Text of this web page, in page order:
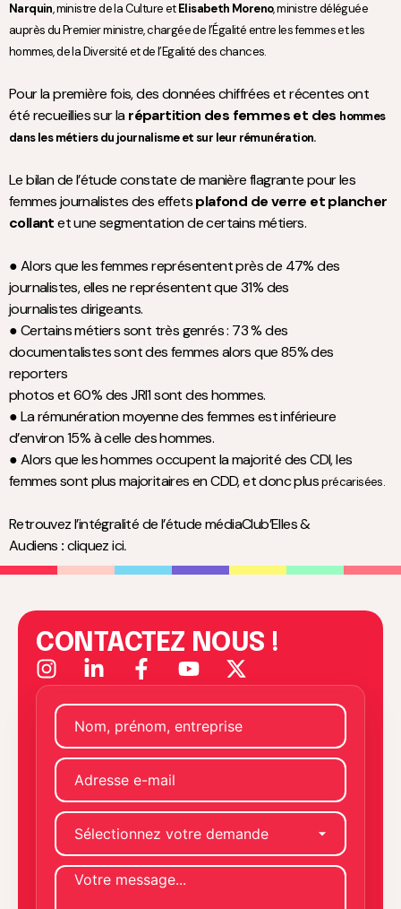
Narquin, ministre de la Culture etElisabeth Moreno, ministredéléguée
auprès du Premier ministre, chargée de l’Égalité entre les femmes et les
hommes, de la Diversité et del’Egalité des chances.
Pour la première fois, des données chiffrées et récentes ont
été recueillies sur larépartition des femmes et des hommes
dans les métiers du journalisme et sur leur rémunération.
Le bilan de l’étude constate de manière flagrante pour les
femmes journalistes des effetsplafond de verre et plancher
collantet une segmentation de certains métiers.
● Alors que les femmes représentent près de 47% des
journalistes, elles ne représentent que 31% des
journalistes dirigeants.
● Certains métiers sont très genrés : 73 % des
documentalistes sont des femmes alors que 85% des
reporters
photos et 60% des JRI1 sont des hommes.
● La rémunération moyenne des femmes est inférieure
d’environ 15% à celle des hommes.
● Alors que les hommes occupent la majorité des CDI, les
femmes sont plus majoritaires en CDD, et donc plusprécarisées.
Retrouvez l’intégralité de l’étude médiaClub’Elles &
Audiens :cliquez ici.
CONTACTEZ NOUS !